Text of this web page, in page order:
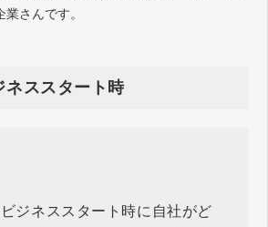
さんです。
ネススタート時
ジネススタート時に自社がど